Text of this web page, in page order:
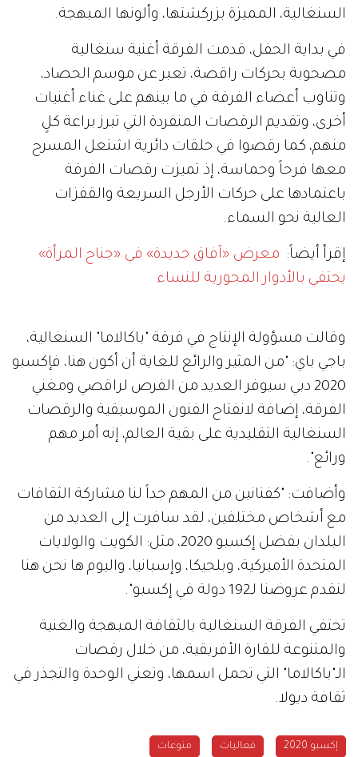
السنغالية، المميزة بزركشتها، وألونها المبهجة.
في بداية الحفل، قدمت الفرقة أغنية سنغالية
مصحوبة بحركات راقصة، تعبر عن موسم الحصاد،
وتناوب أعضاء الفرقة في ما بينهم على غناء أغنيات
أخرى، وتقديم الرقصات المنفردة التي تبرز براعة كلٍ
منهم، كما رقصوا في حلقات دائرية اشتعل المسرح
معها فرحاً وحماسة، إذ تميزت رقصات الفرقة
باعتمادها على حركات الأرجل السريعة والقفزات
العالية نحو السماء.
إقرأ أيضاً: معرض «آفاق جديدة» في «جناح المرأة»
يحتفي بالأدوار المحورية للنساء
وقالت مسؤولة الإنتاج في فرقة "باكالاما" السنغالية،
باجي باي: "من المثير والرائع للغاية أن أكون هنا، فإكسبو
2020 دبي سيوفر العديد من الفرص لراقصي ومغني
الفرقة، إضافة لانفتاح الفنون الموسيقية والرقصات
السنغالية التقليدية على بقية العالم، إنه أمر مهم
ورائع".
وأضافت: "كفنانين من المهم جداً لنا مشاركة الثقافات
مع أشخاص مختلفين، لقد سافرت إلى العديد من
البلدان بفضل إكسبو 2020، مثل: الكويت والولايات
المتحدة الأميركية، وبلجيكا، وإسبانيا، واليوم ها نحن هنا
لنقدم عروضنا لـ192 دولة في إكسبو".
تحتفي الفرقة السنغالية بالثقافة المبهجة والغنية
والمتنوعة للقارة الأفريقية، من خلال رقصات
الـ"باكالاما" التي تحمل اسمها، وتعني الوحدة والتجذر في
ثقافة ديولا.
إكسبو 2020 فعاليات منوعات